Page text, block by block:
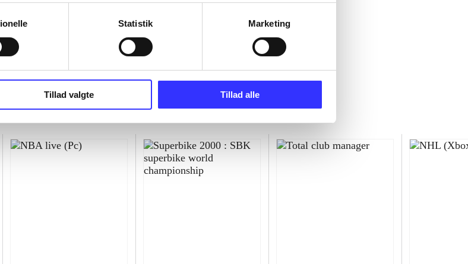
Statistik Marketing
Tillad valgte Tillad alle